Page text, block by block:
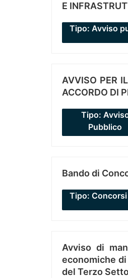
E
Tipo: Avviso
AVVISO PER
ACCORDO DI
Tipo:
Pubblico
Bando di
Tipo: Concorsi
Avviso di
economiche
del Terzo